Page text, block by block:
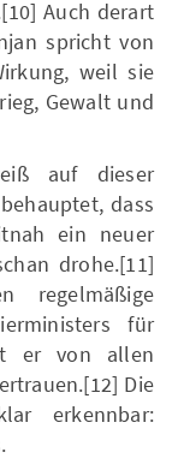
Auch derart
spricht von
weil sie
Gewalt und
auf dieser
dass
ein neuer
drohe.[11]
regelmäßige
für
er von allen
Die
erkennbar: